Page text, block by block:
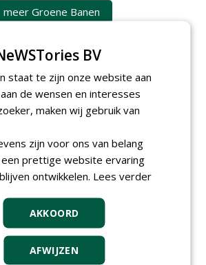
meer Groene Banen
gratis kleine advertenties
zijn eigen account.
gratis advertentie
BV
staat te zijn onze website aan
de wensen en interesses
maken wij gebruik van
zijn voor ons van belang
prettige website ervaring
ontwikkelen. Lees verder
AKKOORD
AFWIJZEN